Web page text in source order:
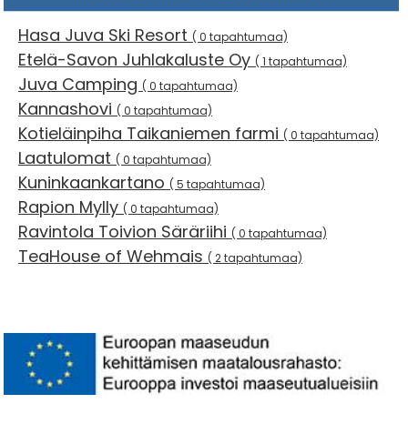
Hasa Juva Ski Resort ( 0 tapahtumaa)
Etelä-Savon Juhlakaluste Oy ( 1 tapahtumaa)
Juva Camping ( 0 tapahtumaa)
Kannashovi ( 0 tapahtumaa)
Kotieläinpiha Taikaniemen farmi ( 0 tapahtumaa)
Laatulomat ( 0 tapahtumaa)
Kuninkaankartano ( 5 tapahtumaa)
Rapion Mylly ( 0 tapahtumaa)
Ravintola Toivion Säräriihi ( 0 tapahtumaa)
TeaHouse of Wehmais ( 2 tapahtumaa)